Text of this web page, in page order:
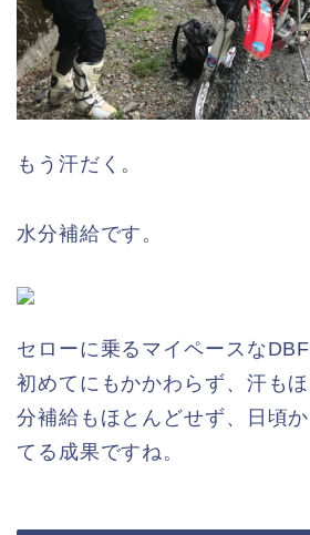
もう汗だく。
水分補給です。
セローに乗るマイペースな
初めてにもかかわらず、汗も
分補給もほとんどせず、日頃
てる成果ですね。